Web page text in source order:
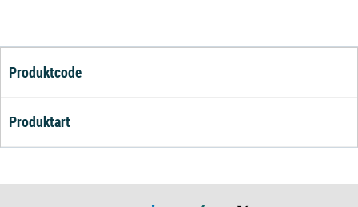
Produktcode
Produktart